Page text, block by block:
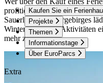
Kaufen Sie ein
Projekte
Themen
Informationstage
Über EuroParcs
Extra
profitiert von vielen Vorteilen.
Sauerland-Rothaargebirges
Winter zu allerlei Aktivitäten
mehr zu bieten.